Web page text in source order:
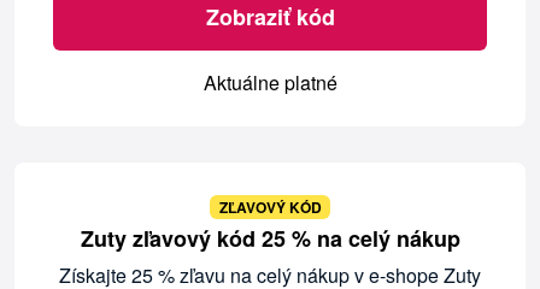
Zobraziť kód
Aktuálne platné
ZĽAVOVÝ KÓD
Zuty zľavový kód 25 % na celý nákup
Získajte 25 % zľavu na celý nákup v e-shope Zuty